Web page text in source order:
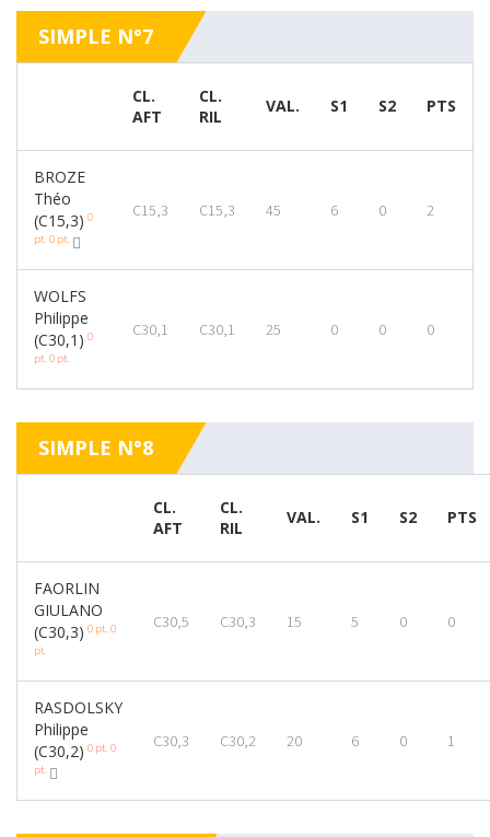
SIMPLE N°7
CL.
AFT
CL.
RIL
VAL. S1 S2 PTS
BROZE
Théo
(C15,3) 0
pt. 0 pt.
C15,3 C15,3 45 6 0 2
WOLFS
Philippe
(C30,1) 0
pt. 0 pt.
C30,1 C30,1 25 0 0 0
SIMPLE N°8
CL.
AFT
CL.
RIL
VAL. S1 S2 PTS
FAORLIN
GIULANO
(C30,3) 0 pt. 0
pt.
C30,5 C30,3 15 5 0 0
RASDOLSKY
Philippe
(C30,2) 0 pt. 0
pt.
C30,3 C30,2 20 6 0 1